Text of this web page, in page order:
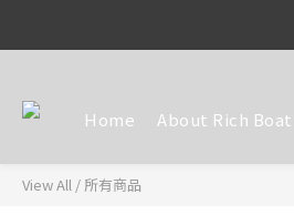
Home About Rich Boat
View All / 所有商品